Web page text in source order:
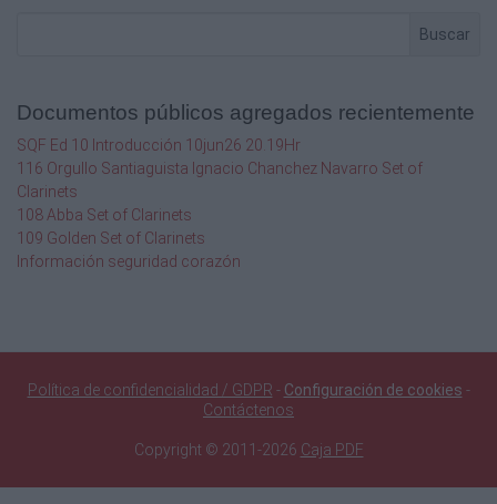
Buscar
Documentos públicos agregados recientemente
SQF Ed 10 Introducción 10jun26 20.19Hr
116 Orgullo Santiaguista Ignacio Chanchez Navarro Set of
Clarinets
108 Abba Set of Clarinets
109 Golden Set of Clarinets
Información seguridad corazón
Política de confidencialidad / GDPR - Configuración de cookies -
Contáctenos
Copyright © 2011-2026 Caja PDF